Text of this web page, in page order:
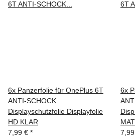
6x Panzerfolie für OnePlus 6T
ANTI-SCHOCK
Displayschutzfolie Displayfolie
HD KLAR
7,99 € *
6x